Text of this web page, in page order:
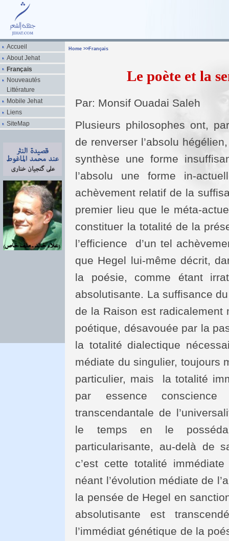
Accueil
About Jehat
Français
Nouveautés
Littérature
Mobile Jehat
Liens
SiteMap
Home >> Français
Le poète et la
Par: Monsif Ouadai Saleh
Plusieurs philosophes ont,
de renverser l’absolu
synthèse une forme
l’absolu une forme in-
achèvement relatif de la
premier lieu que le méta-
constituer la totalité de la
l’efficience d’un tel
que Hegel lui-même décrit,
la poésie, comme étant
absolutisante. La suffisance
de la Raison est radicalement
poétique, désavouée par la
la totalité dialectique
médiate du singulier, toujours
particulier, mais la totalité
par essence
transcendantale de
le temps en le
particularisante, au-delà de
c’est cette totalité
néant l’évolution médiate de
la pensée de Hegel en
absolutisante est
l’immédiat génétique de la